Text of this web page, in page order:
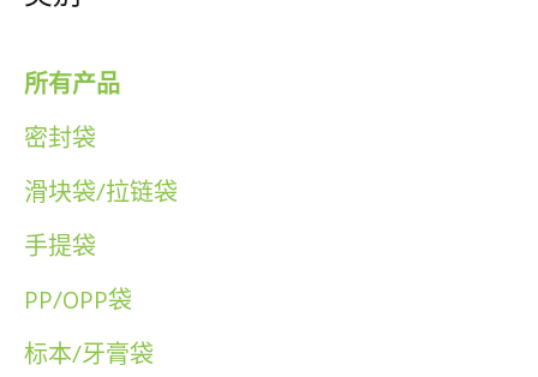
所有产品
密封袋
滑块袋/拉链袋
手提袋
PP/OPP袋
标本/牙膏袋